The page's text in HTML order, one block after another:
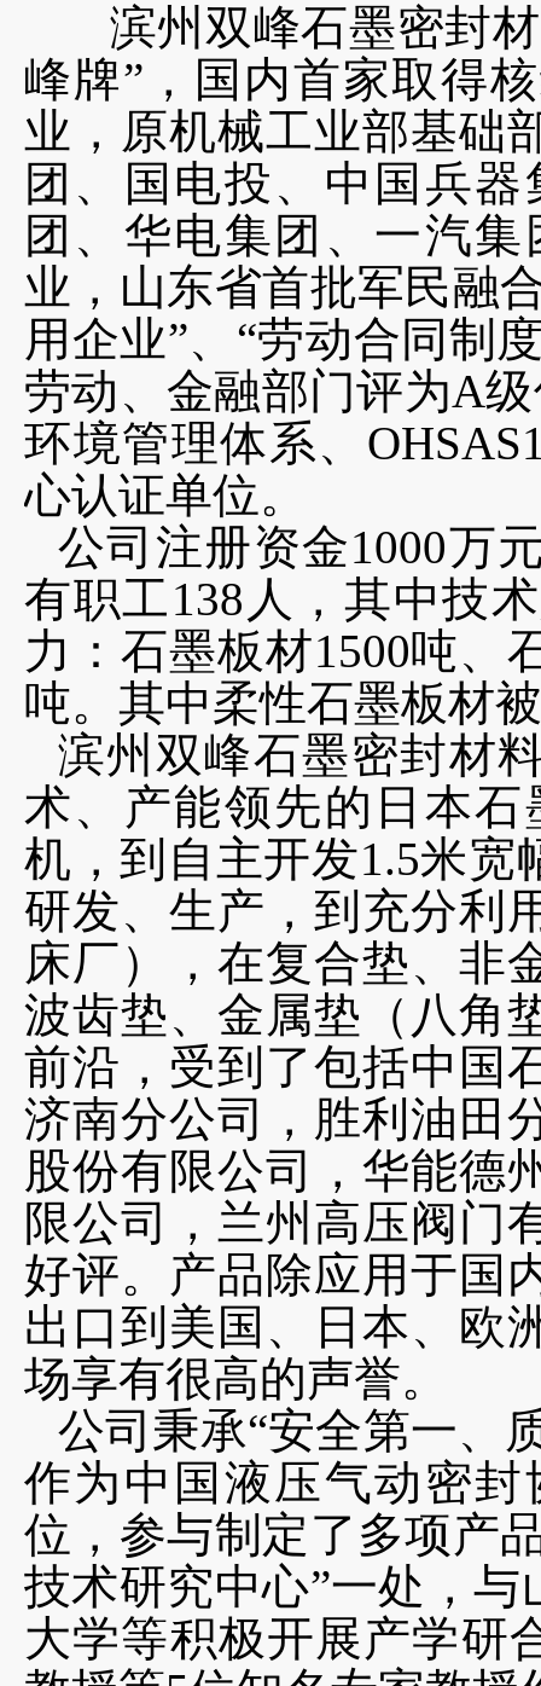
滨州双峰石墨密封材
峰牌”，国内首家取得
业，原机械工业部基础
团、国电投、中国兵
团、华电集团、一汽
业，山东省首批军民融
用企业”、“劳动合同制
劳动、金融部门评为A
环境管理体系、
心认证单位。
公司注册资金1000万
有职工138人，其中技
力：石墨板材1500吨、
吨。其中柔性石墨板材
滨州双峰石墨密封材
术、产能领先的日本
机，到自主开发1.5米
研发、生产，到充分利
床厂），在复合垫、非
波齿垫、金属垫（八角
前沿，受到了包括中国
济南分公司，胜利油田
股份有限公司，华能德
限公司，兰州高压阀门
好评。产品除应用于国
出口到美国、日本、欧
场享有很高的声誉。
公司秉承“安全第一、
作为中国液压气动密
位，参与制定了多项产
技术研究中心”一处，
大学等积极开展产学研